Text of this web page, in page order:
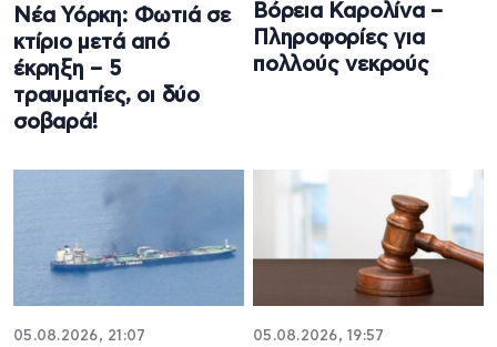
Νέα Υόρκη: Φωτιά σε
κτίριο μετά από
έκρηξη – 5
τραυματίες, οι δύο
σοβαρά!
Βόρεια Καρολίνα –
Πληροφορίες για
πολλούς νεκρούς
05.08.2026, 21:07 05.08.2026, 19:57